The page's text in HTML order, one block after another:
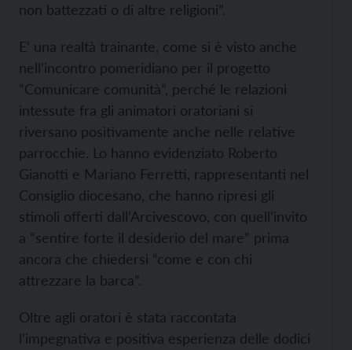
non battezzati o di altre religioni”.
E’ una realtà trainante, come si è visto anche
nell’incontro pomeridiano per il progetto
“Comunicare comunità”, perché le relazioni
intessute fra gli animatori oratoriani si
riversano positivamente anche nelle relative
parrocchie. Lo hanno evidenziato Roberto
Gianotti e Mariano Ferretti, rappresentanti nel
Consiglio diocesano, che hanno ripresi gli
stimoli offerti dall’Arcivescovo, con quell’invito
a “sentire forte il desiderio del mare” prima
ancora che chiedersi “come e con chi
attrezzare la barca”.
Oltre agli oratori è stata raccontata
l’impegnativa e positiva esperienza delle dodici